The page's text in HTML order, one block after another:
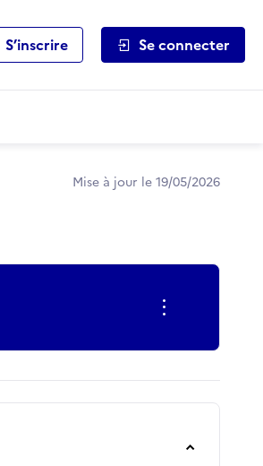
S’inscrire Se connecter
Mise à jour le 19/05/2026